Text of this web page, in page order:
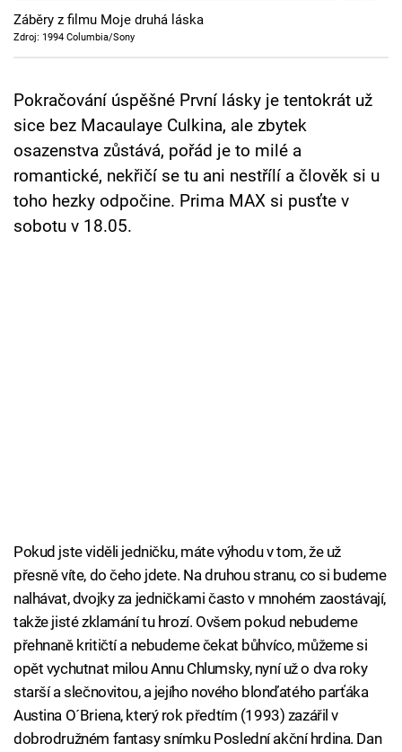
Cool Esport
Pořady
TV Program
Sledujte prima+
Přihlášení
Záběry z filmu Moje druhá láska
Zdroj: 1994 Columbia/Sony
Pokračování úspěšné První lásky je tentokrát už
sice bez Macaulaye Culkina, ale zbytek
osazenstva zůstává, pořád je to milé a
romantické, nekřičí se tu ani nestřílí a člověk si u
toho hezky odpočine. Prima MAX si pusťte v
sobotu v 18.05.
Pokud jste viděli jedničku, máte výhodu v tom, že už
přesně víte, do čeho jdete. Na druhou stranu, co si budeme
nalhávat, dvojky za jedničkami často v mnohém zaostávají,
takže jisté zklamání tu hrozí. Ovšem pokud nebudeme
přehnaně kritičtí a nebudeme čekat bůhvíco, můžeme si
opět vychutnat milou Annu Chlumsky, nyní už o dva roky
starší a slečnovitou, a jejího nového blonďatého parťáka
Austina O´Briena, který rok předtím (1993) zazářil v
dobrodružném fantasy snímku Poslední akční hrdina. Dan